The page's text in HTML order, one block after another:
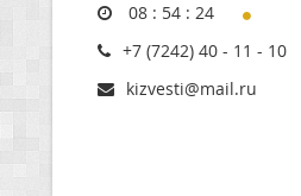
08 : 54 : 26
+7 (7242) 40 - 11 - 10
kizvesti@mail.ru